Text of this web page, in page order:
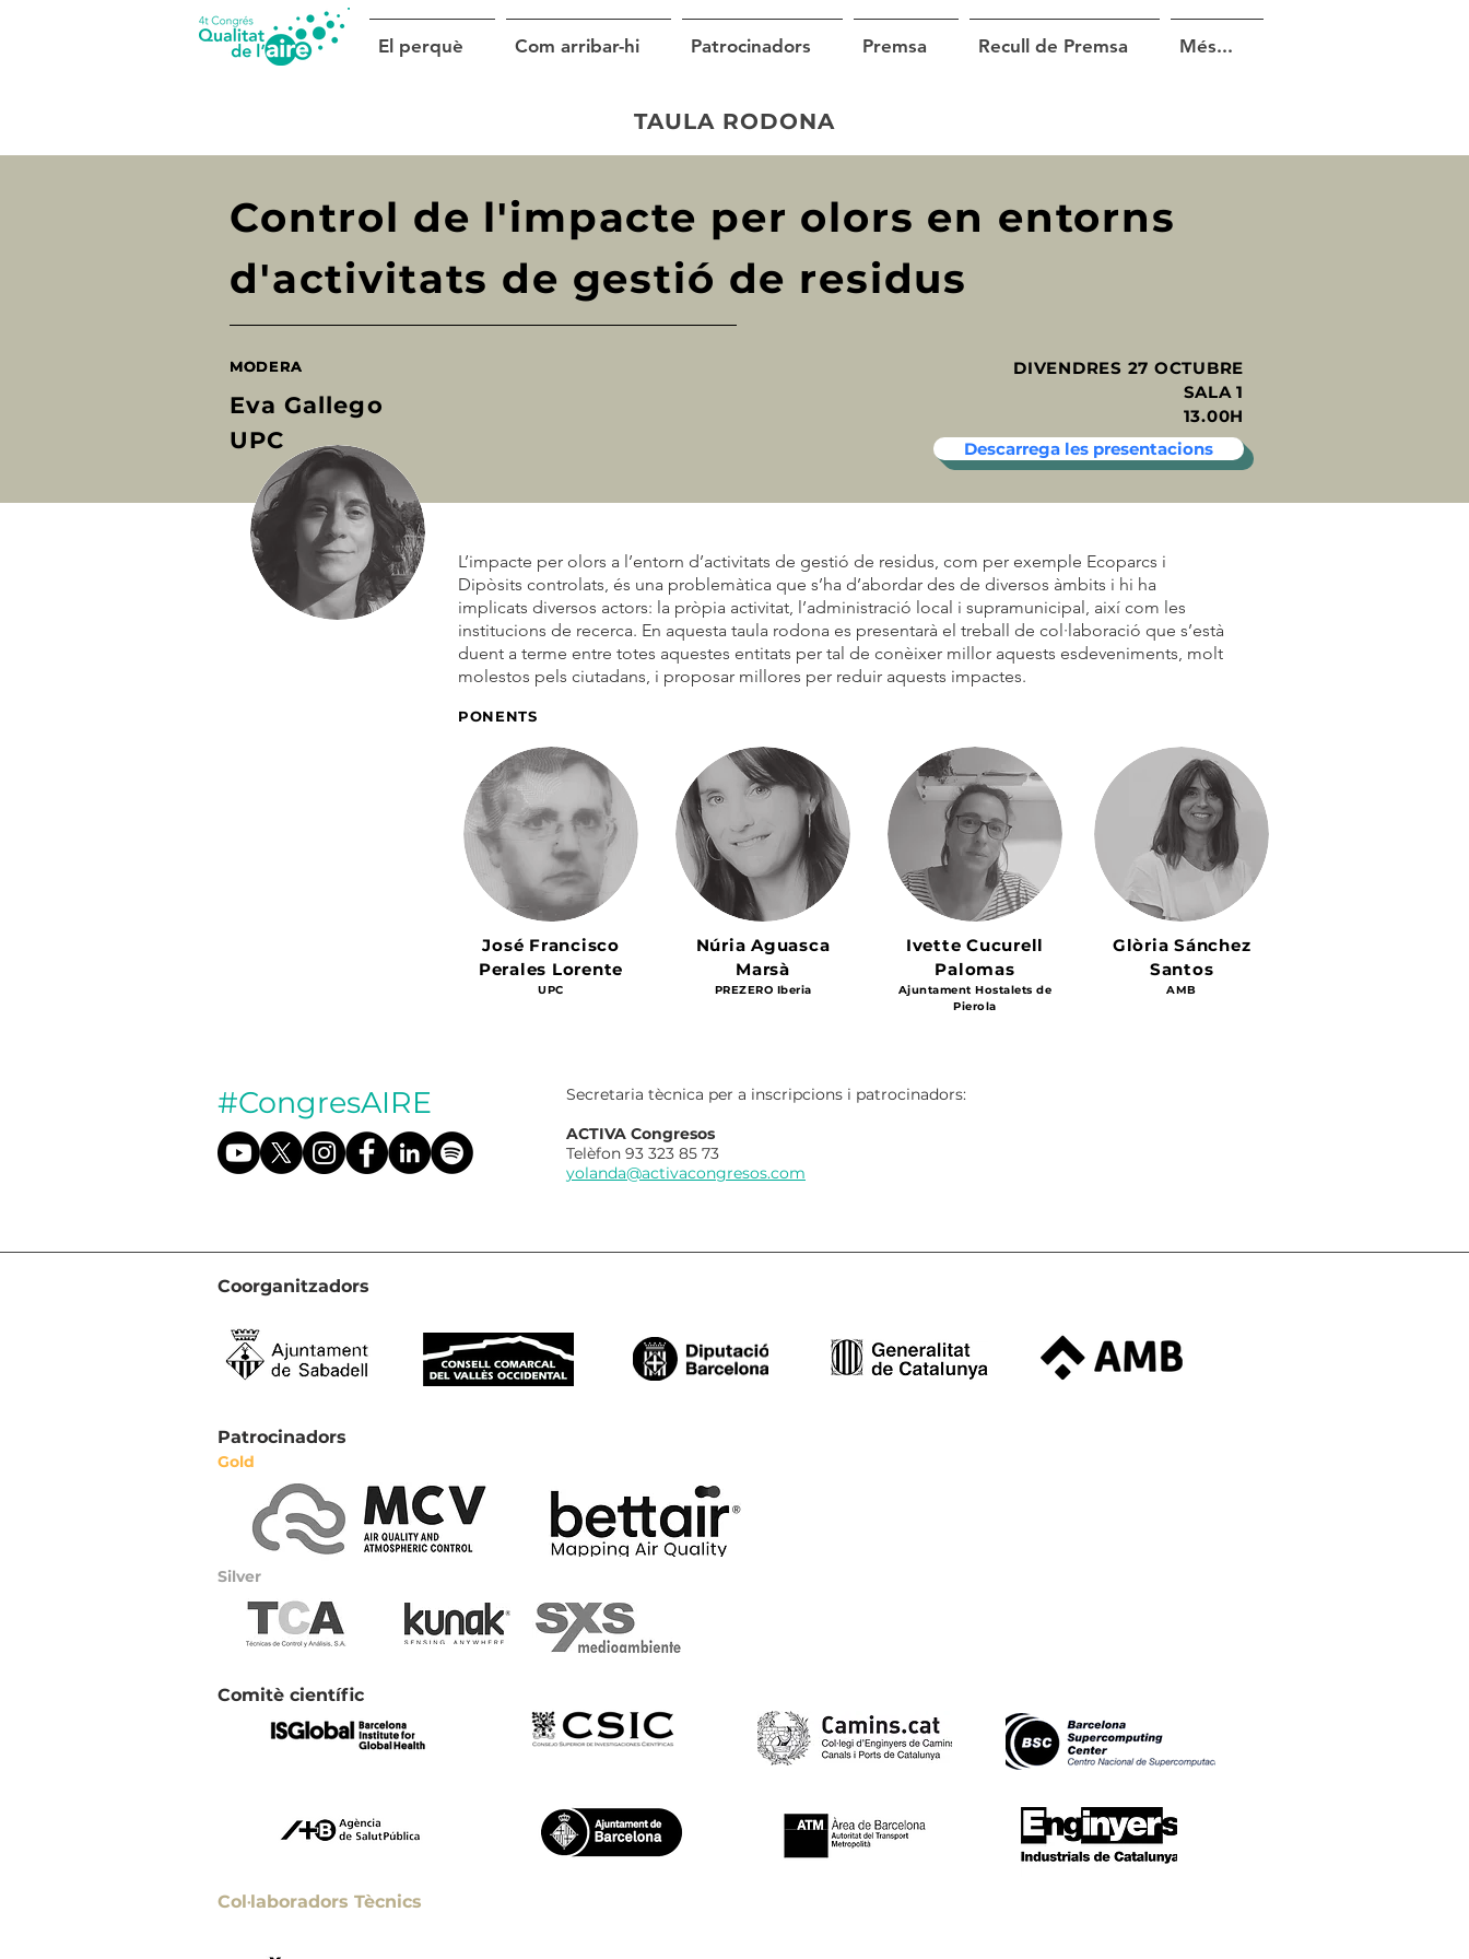
El perquè Com arribar-hi Patrocinadors Premsa Recull de Premsa Més...
TAULA RODONA
Control de l'impacte per olors en entorns
d'activitats de gestió de residus
MODERA
MODERA
Eva Gallego
UPC
DIVENDRES 27 OCTUBRE
SALA 1
13.00H
Descarrega les presentacions
L’impacte per olors a l’entorn d’activitats de gestió de residus, com per exemple Ecoparcs i
Dipòsits controlats, és una problemàtica que s’ha d’abordar des de diversos àmbits i hi ha
implicats diversos actors: la pròpia activitat, l’administració local i supramunicipal, així com les
institucions de recerca. En aquesta taula rodona es presentarà el treball de col·laboració que s’està
duent a terme entre totes aquestes entitats per tal de conèixer millor aquests esdeveniments, molt
molestos pels ciutadans, i proposar millores per reduir aquests impactes.
PONENTS
José Francisco
Perales Lorente
UPC
Núria Aguasca
Marsà
PREZERO Iberia
Ivette Cucurell
Palomas
Ajuntament Hostalets de
Pierola
Glòria Sánchez
Santos
AMB
#CongresAIRE
Secretaria tècnica per a inscripcions i patrocinadors:
ACTIVA Congresos
Telèfon 93 323 85 73
yolanda@activacongresos.com
Coorganitzadors
Patrocinadors
Gold
Silver
Comitè científic
Col·laboradors Tècnics